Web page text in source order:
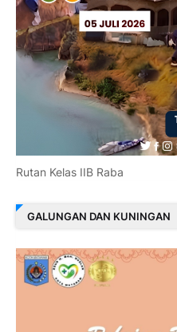
Rutan Kelas IIB Raba
GALUNGAN DAN KUNINGAN